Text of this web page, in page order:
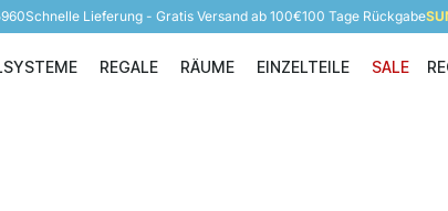
Schnelle Lieferung - Gratis Versand ab 100€100 Tage Rückgabe
Regalsysteme
REGALE
Regale
RÄUME
Räume
EINZELTEILE
Einzelteile
SALE